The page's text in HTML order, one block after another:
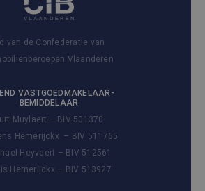
van de Confederatie van
Vlaanderen
VASTGOEDMAKELAAR-
BEMIDDELAAR
Muylaert – BIV 501370
Hemerijckx – BIV 511765
Heyvaert – BIV 512561
Hemerijckx – BIV 513927